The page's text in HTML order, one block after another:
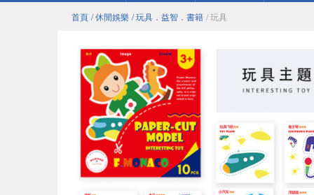
首頁 / 休閒娛樂 / 玩具．益智．書籍 / 玩具